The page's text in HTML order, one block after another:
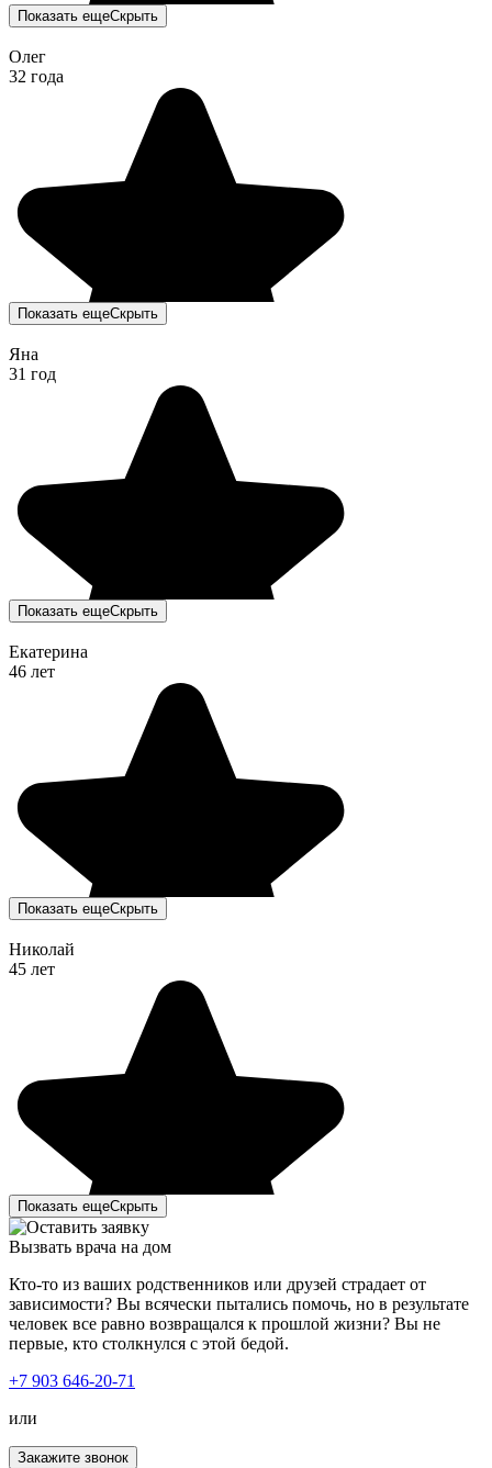
Мы с супругой решили сделать кодирование от
алкоголя. Много какие сайты обзванивали,
интересовались ценами, узнавали методы кодирования.
день кодирования нам позвонили и уточнили о времени
Показать ещеСкрыть
Олег
32 года
Показать ещеСкрыть
Яна
31 год
Показать ещеСкрыть
Екатерина
46 лет
Показать ещеСкрыть
Николай
45 лет
Показать ещеСкрыть
Вызвать врача на дом
Кто-то из ваших родственников или друзей страдает от
зависимости? Вы всячески пытались помочь, но в результате
человек все равно возвращался к прошлой жизни? Вы не
первые, кто столкнулся с этой бедой.
+7 903 646-20-71
или
Закажите звонок